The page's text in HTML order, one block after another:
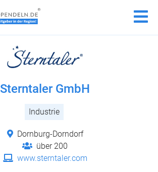
Sterntaler GmbH
Industrie
Dornburg-Dorndorf
über 200
www.sterntaler.com